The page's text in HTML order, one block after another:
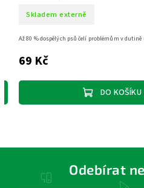
Skladem externě
69 Kč
DO KOŠÍKU
Až 80 % dospělých psů čelí problémům v
Odebírat